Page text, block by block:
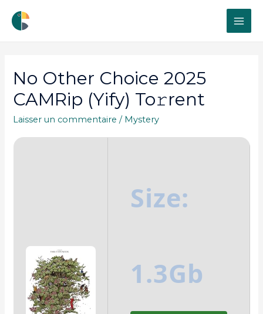
No Other Choice 2025
CAMRip (Yify) To𝚛rent
Laisser un commentaire / Mystery
Size:
1.3Gb